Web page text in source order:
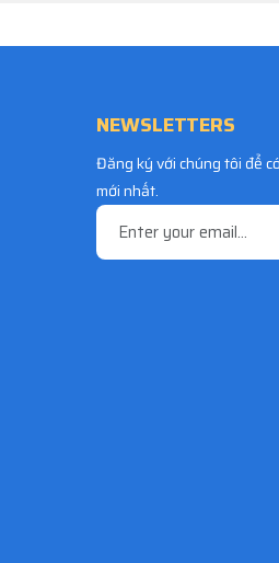
NEWSLETTERS
Đăng ký với chúng tôi để
mới nhất.